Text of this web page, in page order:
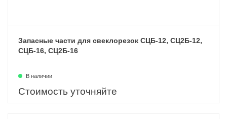
Запасные части для свеклорезок СЦБ-12, СЦ2Б-12,
СЦБ-16, СЦ2Б-16
В наличии
Стоимость уточняйте